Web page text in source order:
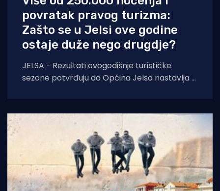
povratak pravog turizma:
Zašto se u Jelsi ove godine
ostaje duže nego drugdje?
JELSA - Rezultati ovogodišnje turističke
sezone potvrđuju da Općina Jelsa nastavlja u